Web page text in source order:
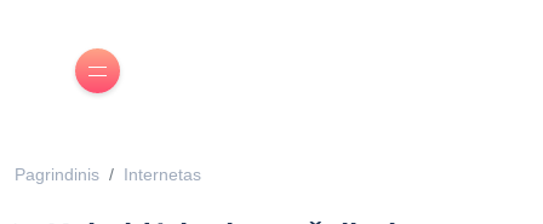
Pagrindinis Internetas